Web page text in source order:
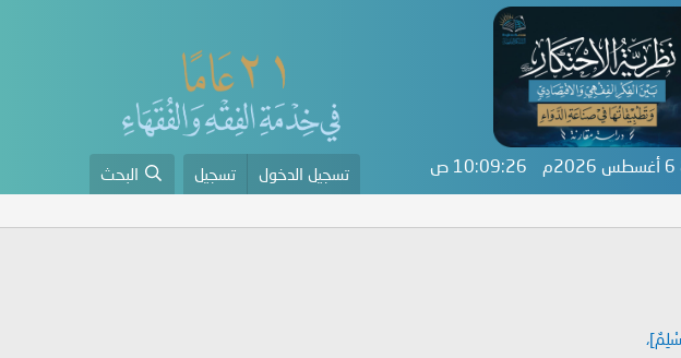
10:09:27 ص تسجيل الدخول تسجيل البحث